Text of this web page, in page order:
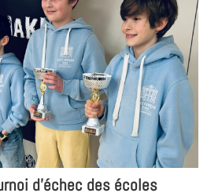
d’échec des écoles